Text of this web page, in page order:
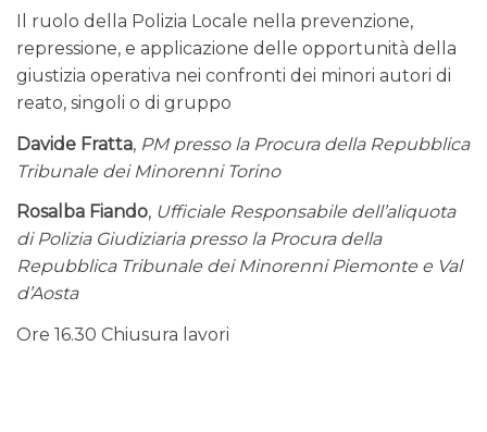
Il ruolo della Polizia Locale nella prevenzione,
repressione, e applicazione delle opportunità della
giustizia operativa nei confronti dei minori autori di
reato, singoli o di gruppo
Davide Fratta, PM presso la Procura della Repubblica
Tribunale dei Minorenni Torino
Rosalba Fiando, Ufficiale Responsabile dell’aliquota
di Polizia Giudiziaria presso la Procura della
Repubblica Tribunale dei Minorenni Piemonte e Val
d’Aosta
Ore 16.30 Chiusura lavori